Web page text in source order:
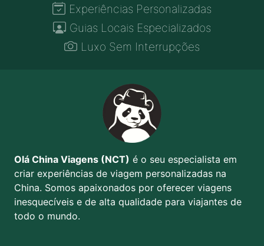
Experiências Personalizadas
Guias Locais Especializados
Luxo Sem Interrupções
Olá China Viagens (NCT) é o seu especialista em
criar experiências de viagem personalizadas na
China. Somos apaixonados por oferecer viagens
inesquecíveis e de alta qualidade para viajantes de
todo o mundo.